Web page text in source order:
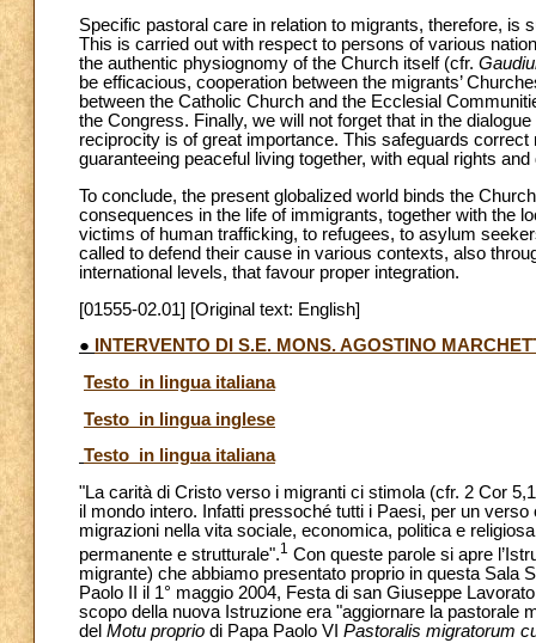
Specific pastoral care in relation to migrants, therefore, is
This is carried out with respect to persons of various
the authentic physiognomy of the Church itself (cfr.
be efficacious, cooperation between the migrants’
between the Catholic Church and the Ecclesial
the Congress. Finally, we will not forget that in the
reciprocity is of great importance. This safeguards
guaranteeing peaceful living together, with equal rights
To conclude, the present globalized world binds the
consequences in the life of immigrants, together with the
victims of human trafficking, to refugees, to asylum
called to defend their cause in various contexts, also
international levels, that favour proper integration.
[01555-02.01] [Original text: English]
●
INTERVENTO DI S.E. MONS. AGOSTINO
Testo in lingua italiana
Testo in lingua inglese
Testo in lingua italiana
"La carità di Cristo verso i migranti ci stimola (cfr. 2 Cor
il mondo intero. Infatti pressoché tutti i Paesi, per un
migrazioni nella vita sociale, economica, politica e
permanente e strutturale".1 Con queste parole si apre
migrante) che abbiamo presentato proprio in questa Sala
Paolo II il 1° maggio 2004, Festa di san Giuseppe
scopo della nuova Istruzione era "aggiornare la
del Motu proprio di Papa Paolo VI Pastoralis migratorum